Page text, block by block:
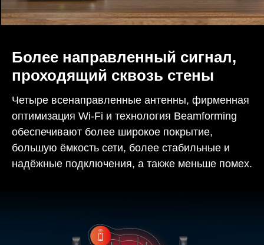
Более направленный сигнал,
проходящий сквозь стены
Четыре всенаправленные антенны, фирменная
оптимизация Wi-Fi и технология Beamforming
обеспечивают более широкое покрытие,
большую ёмкость сети, более стабильные и
надёжные подключения, а также меньше помех.